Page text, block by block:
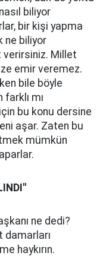
biliyor
bir kişi yapma
ne biliyor
Millet
emir veremez.
bile böyle
mı
bu konu dersine
aşar. Zaten bu
mümkün
ne dedi?
damarları
haykırın.